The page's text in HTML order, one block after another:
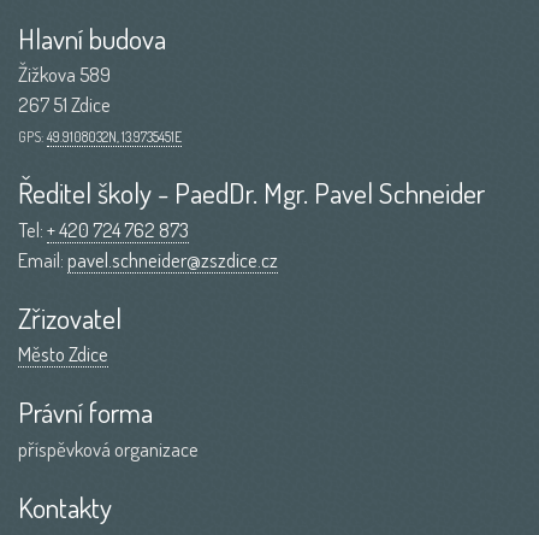
Hlavní budova
Žižkova 589
267 51 Zdice
GPS: 49.9108032N, 13.9735451E
Ředitel školy - PaedDr. Mgr. Pavel Schneider
Tel:+ 420 724 762 873
Email:pavel.schneider@zszdice.cz
Zřizovatel
Město Zdice
Právní forma
příspěvková organizace
Kontakty